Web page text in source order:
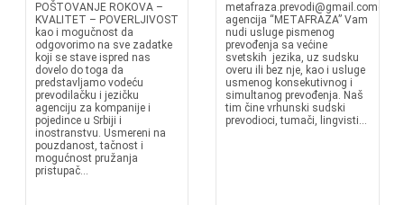
POŠTOVANJE ROKOVA –
KVALITET – POVERLJIVOST
kao i mogučnost da
odgovorimo na sve zadatke
koji se stave ispred nas
dovelo do toga da
predstavljamo vodeću
prevodilačku i jezičku
agenciju za kompanije i
pojedince u Srbiji i
inostranstvu. Usmereni na
pouzdanost, tačnost i
mogućnost pružanja
pristupač...
agencija “METAFRAZA” Vam
nudi usluge pismenog
prevođenja sa većine
svetskih jezika, uz sudsku
overu ili bez nje, kao i usluge
usmenog konsekutivnog i
simultanog prevođenja. Naš
tim čine vrhunski sudski
prevodioci, tumači, lingvisti...